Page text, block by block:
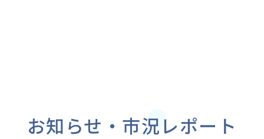
お知らせ・市況レポート